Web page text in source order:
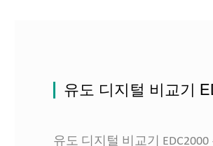
유도 디지털 비교기
유도 디지털 비교기